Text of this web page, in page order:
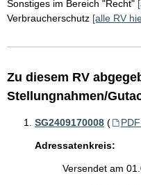
Sonstiges im Bereich "Recht"
Verbraucherschutz [alle RV
Zu diesem RV
Stellungnahmen/
SG2409170008 (
Adressatenkreis:
Versendet am